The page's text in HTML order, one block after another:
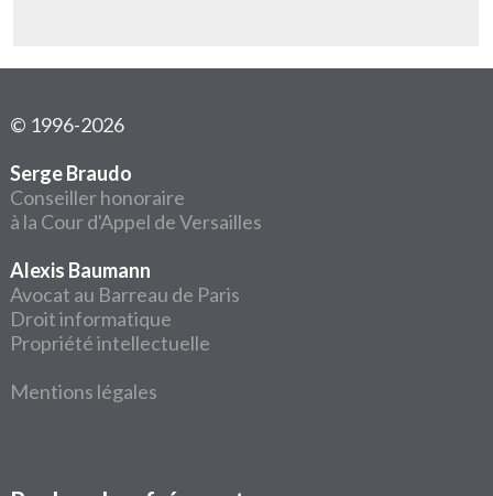
© 1996-2026
Serge Braudo
Conseiller honoraire
à la Cour d'Appel de Versailles
Alexis Baumann
Avocat au Barreau de Paris
Droit informatique
Propriété intellectuelle
Mentions légales